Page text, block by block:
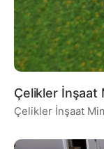
Çelikler İnşaat
Çelikler İnşaat